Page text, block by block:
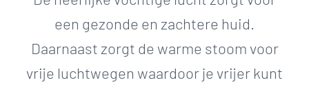
een gezonde en zachtere huid.
Daarnaast zorgt de warme stoom voor
vrije luchtwegen waardoor je vrijer kunt